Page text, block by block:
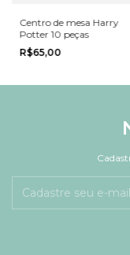
Centro de mesa Harry
Potter 10 peças
R$65,00